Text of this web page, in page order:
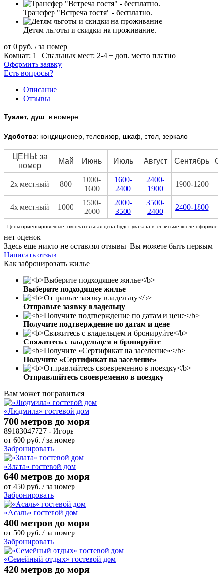
Трансфер "Встреча гостя" - бесплатно.
Детям льготы и скидки на проживание.
от 0 руб. / за номер
Комнат: 1 | Спальных мест: 2-4 + доп. место платно
Оформить заявку
Есть вопросы?
Описание
Отзывы
Туалет, душ: в номере
Удобства: кондиционер, телевизор, шкаф, стол, зеркало
ЦЕНЫ: за
номер
Май Июнь Июль Август Сентябрь
2х местный 800
1000-
1600
1600-
2400
2400-
1900
1900-1200
4х местный 1000
1500-
2000
2000-
3500
3500-
2400
2400-1800
Цены ориентировочные, окончательная цена будет указана в эл.письме после
нет оценок
Здесь еще никто не оставлял отзывы. Вы можете быть первым
Написать отзыв
Как забронировать жилье
Выберите подходящее жилье
Отправьте заявку владельцу
Получите подтверждение по датам и цене
Свяжитесь с владельцем и бронируйте
Получите «Сертификат на заселение»
Отправляйтесь своевременно в поездку
Вам может понравиться
«Людмила» гостевой дом
700 метров до моря
89183047727 - Игорь
от 600 руб. / за номер
Забронировать
«Злата» гостевой дом
640 метров до моря
от 450 руб. / за номер
Забронировать
«Асаль» гостевой дом
400 метров до моря
от 500 руб. / за номер
Забронировать
«Семейный отдых» гостевой дом
420 метров до моря